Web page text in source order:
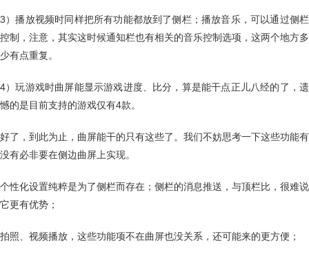
3）播放视频时同样把所有功能都放到了侧栏；播放音乐，可以通过侧栏
控制，注意，其实这时候通知栏也有相关的音乐控制选项，这两个地方多
少有点重复。
4）玩游戏时曲屏能显示游戏进度、比分，算是能干点正儿八经的了，遗
憾的是目前支持的游戏仅有4款。
好了，到此为止，曲屏能干的只有这些了。我们不妨思考一下这些功能有
没有必非要在侧边曲屏上实现。
个性化设置纯粹是为了侧栏而存在；侧栏的消息推送，与顶栏比，很难说
它更有优势；
拍照、视频播放，这些功能项不在曲屏也没关系，还可能来的更方便；